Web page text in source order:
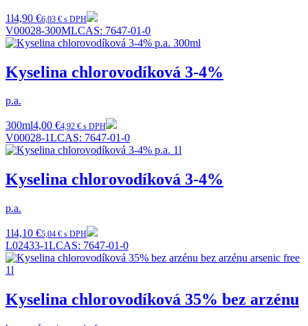
1l4,90 €6,03 € s DPH
V00028-300MLCAS: 7647-01-0
Kyselina chlorovodíková 3-4%
p.a.
300ml4,00 €4,92 € s DPH
V00028-1LCAS: 7647-01-0
Kyselina chlorovodíková 3-4%
p.a.
1l4,10 €5,04 € s DPH
L02433-1LCAS: 7647-01-0
Kyselina chlorovodíková 35% bez arzénu